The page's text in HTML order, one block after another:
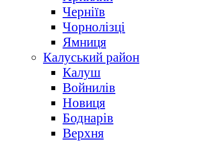
Черніїв
Чорнолізці
Ямниця
Калуський район
Калуш
Войнилів
Новиця
Боднарів
Верхня